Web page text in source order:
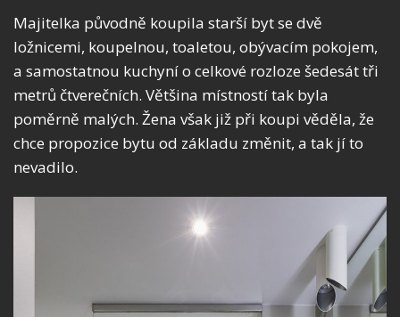
Majitelka původně koupila starší byt se dvě
ložnicemi, koupelnou, toaletou, obývacím pokojem,
a samostatnou kuchyní o celkové rozloze šedesát tři
metrů čtverečních. Většina místností tak byla
poměrně malých. Žena však již při koupi věděla, že
chce propozice bytu od základu změnit, a tak jí to
nevadilo.